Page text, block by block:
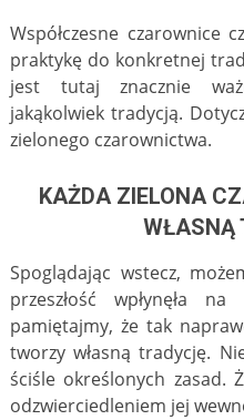
Współczesne czarownice
praktykę do konkretnej
jest tutaj znacznie
jakąkolwiek tradycją.
zielonego czarownictwa.
KAŻDA ZIELONA
WŁASNĄ
Spoglądając wstecz,
przeszłość wpłynęła
pamiętajmy, że tak
tworzy własną tradycję.
ściśle określonych zasad.
odzwierciedleniem jej